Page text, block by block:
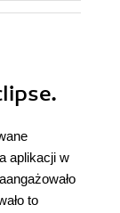
aplikacji w
to